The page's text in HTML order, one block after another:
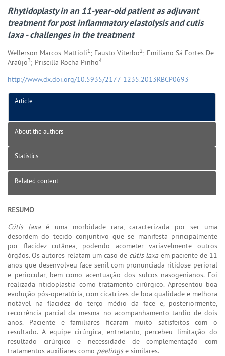
Rhytidoplasty in an 11-year-old patient as adjuvant
treatment for post inflammatory elastolysis and cutis
laxa - challenges in the treatment
Wellerson Marcos Mattioli1; Fausto Viterbo2; Emiliano Sá Fortes De
Araújo3; Priscilla Rocha Pinho4
http://www.dx.doi.org/10.5935/2177-1235.2013RBCP0693
Article
About the authors
Statistics
Related content
RESUMO
Cútis laxaé uma morbidade rara, caracterizada por ser uma
desordem do tecido conjuntivo que se manifesta principalmente
por flacidez cutânea, podendo acometer variavelmente outros
órgãos. Os autores relatam um caso de cútis laxaem paciente de 11
anos que desenvolveu face senil com pronunciada ritidose perioral
e periocular, bem como acentuação dos sulcos nasogenianos. Foi
realizada ritidoplastia como tratamento cirúrgico. Apresentou boa
evolução pós-operatória, com cicatrizes de boa qualidade e melhora
notável na flacidez do terço médio da face e, posteriormente,
recorrência parcial da mesma no acompanhamento tardio de dois
anos. Paciente e familiares ficaram muito satisfeitos com o
resultado. A equipe cirúrgica, entretanto, percebeu limitação do
resultado cirúrgico e necessidade de complementação com
tratamentos auxiliares como peelingse similares.